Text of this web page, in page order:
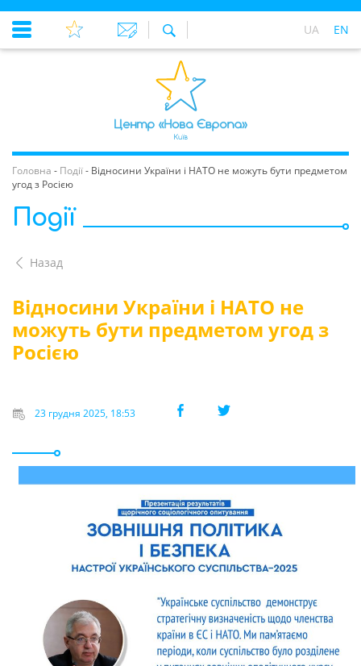
UA EN
Головна - Події- Відносини України і НАТО не можуть бути предметом
угод з Росією
Події
Назад
Відносини України і НАТО не
можуть бути предметом угод з
Росією
23 грудня 2025, 18:53